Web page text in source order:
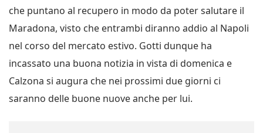
che puntano al recupero in modo da poter salutare il
Maradona, visto che entrambi diranno addio al Napoli
nel corso del mercato estivo. Gotti dunque ha
incassato una buona notizia in vista di domenica e
Calzona si augura che nei prossimi due giorni ci
saranno delle buone nuove anche per lui.